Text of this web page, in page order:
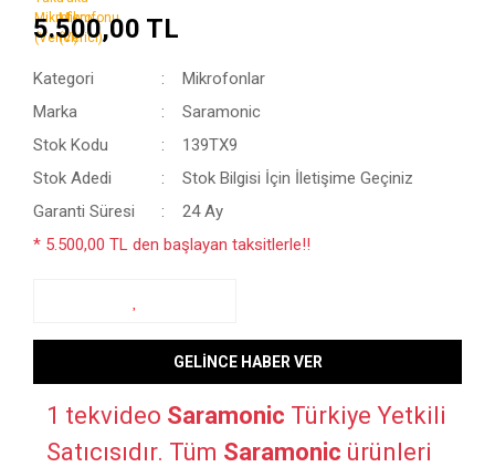
5.500,00 TL
Kategori
Mikrofonlar
Marka
Saramonic
Stok Kodu
139TX9
Stok Adedi
Stok Bilgisi İçin İletişime Geçiniz
Garanti Süresi
24 Ay
* 5.500,00 TL den başlayan taksitlerle!!
GELİNCE HABER VER
1 tekvideo Saramonic Türkiye Yetkili
Satıcısıdır. Tüm Saramonic ürünleri